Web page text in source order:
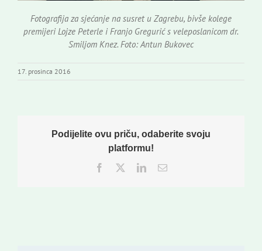
Fotografija za sjećanje na susret u Zagrebu, bivše kolege
premijeri Lojze Peterle i Franjo Gregurić s veleposlanicom dr.
Smiljom Knez. Foto: Antun Bukovec
17. prosinca 2016
Podijelite ovu priču, odaberite svoju
platformu!
Facebook
TwitterLinkedInEmail: